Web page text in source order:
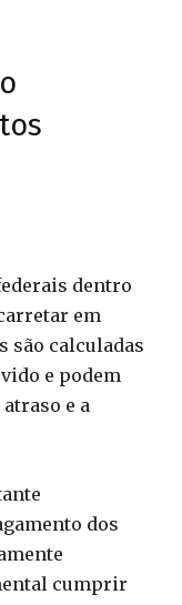
dentro
em
são calculadas
e podem
e a
dos
cumprir